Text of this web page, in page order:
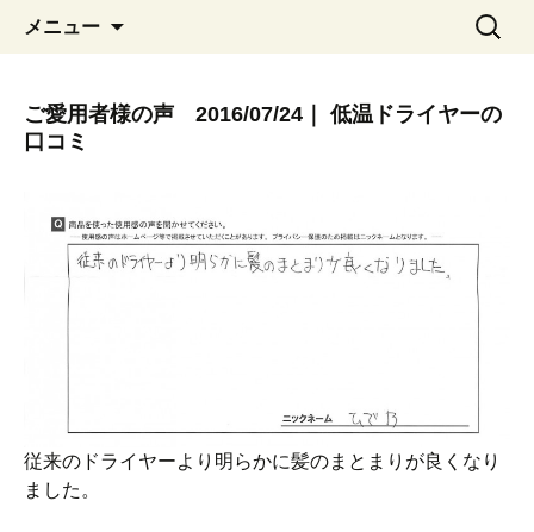
メニュー
ン
ツ
検
索:
ご愛用者様の声 2016/07/24｜ 低温ドライヤーの
口コミ
従来のドライヤーより明らかに髪のまとまりが良くなり
ました。